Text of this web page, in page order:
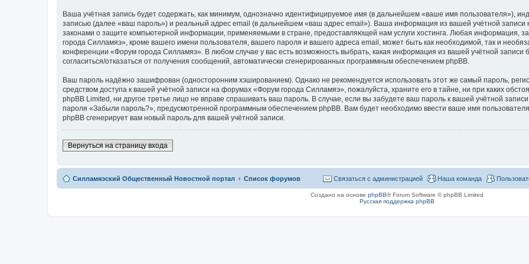
Ваша учётная запись будет содержать, как минимум, однозначно идентифицируемое имя (в дальнейшем «ваше имя пользователя»),
записью (далее «ваш пароль») и реальный адрес email (в дальнейшем «ваш адрес email»). Ваша информация из вашей учётной
законами о защите компьютерной информации, применяемыми в стране, предоставляющей нам услуги хостинга. Любая информация,
города Силламяэ», кроме вашего имени пользователя, вашего пароля и вашего адреса email, может быть как необходимой, так и
конференции «Форум города Силламяэ». В любом случае у вас есть возможность выбрать, какая информация из вашей учётной записи
согласиться/отказаться от получения сообщений, автоматически сгенерированных программным обеспечением phpBB.
Ваш пароль надёжно зашифрован (односторонним хэшированием). Однако не рекомендуется использовать этот же самый пароль,
средством доступа к вашей учётной записи на форумах «Форум города Силламяэ», пожалуйста, храните его в тайне, ни при каких
phpBB Limited, ни другое третье лицо не вправе спрашивать ваш пароль. В случае, если вы забудете ваш пароль к вашей учётной
пароля «Забыли пароль?», предусмотренной программным обеспечением phpBB. Вам будет необходимо ввести ваше имя
phpBB сгенерирует вам новый пароль для вашей учётной записи.
Вернуться на страницу входа
Силламяэский Общественный Новостной портал Список форумов Наша команда
Связаться с администрацией
Создано на основе phpBB® Forum Software © phpBB Limited
Русская поддержка phpBB